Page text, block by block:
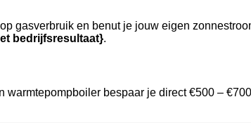
gasverbruik en benut je jouw eigen
bedrijfsresultaat}.
bespaar je direct €500 –